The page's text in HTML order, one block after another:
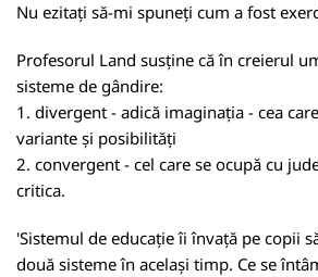
Nu ezitați să-mi spuneți cum a fost
Profesorul Land susține că în creierul
sisteme de gândire:
1. divergent - adică imaginația - cea
variante și posibilități
2. convergent - cel care se ocupă cu
critica.
'Sistemul de educație îi învață pe copii
două sisteme în același timp. Ce se